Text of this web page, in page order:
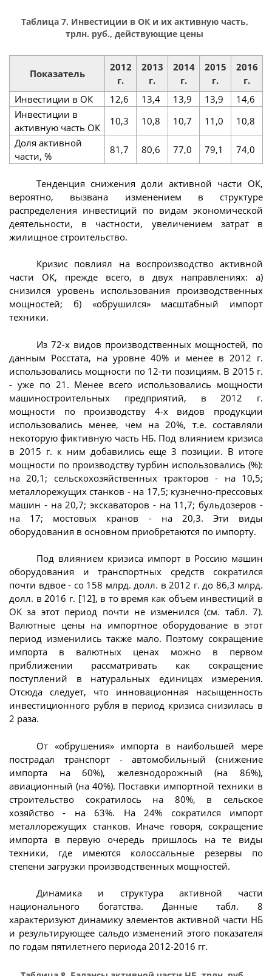
Таблица 7. Инвестиции в ОК и их активную часть,
трлн. руб., действующие цены
Показатель
2012
г.
2013
г.
2014
г.
2015
г.
2016
г.
Инвестиции в ОК
12,6 13,4 13,9 13,9
14,6
Инвестиции в
активную часть ОК
10,3 10,8 10,7 11,0
10,8
Доля активной
части, %
81,7 80,6 77,0 79,1 74,0
Тенденция снижения доли активной части ОК,
вероятно, вызвана изменением в структуре
распределения инвестиций по видам экономической
деятельности, в частности, увеличением затрат в
жилищное строительство.
Кризис повлиял на воспроизводство активной
части ОК, прежде всего, в двух направлениях: а)
снизился уровень использования производственных
мощностей; б) «обрушился» масштабный импорт
техники.
Из 72-х видов производственных мощностей, по
данным Росстата, на уровне 40% и менее в 2012 г.
использовались мощности по 12-ти позициям. В 2015 г.
- уже по 21. Менее всего использовались мощности
машиностроительных предприятий, в 2012 г.
мощности по производству 4-х видов продукции
использовались менее, чем на 20%, т.е. составляли
некоторую фиктивную часть НБ. Под влиянием кризиса
в 2015 г. к ним добавились еще 3 позиции. В итоге
мощности по производству турбин использовались (%):
на 20,1; сельскохозяйственных тракторов - на 10,5;
металлорежущих станков - на 17,5; кузнечно-прессовых
машин - на 20,7; экскаваторов - на 11,7; бульдозеров -
на 17; мостовых кранов - на 20,3. Эти виды
оборудования в основном приобретаются по импорту.
Под влиянием кризиса импорт в Россию машин
оборудования и транспортных средств сократился
почти вдвое - со 158 млрд. долл. в 2012 г. до 86,3 млрд.
долл. в 2016 г. [12], в то время как объем инвестиций в
ОК за этот период почти не изменился (см. табл. 7).
Валютные цены на импортное оборудование в этот
период изменились также мало. Поэтому сокращение
импорта в валютных ценах можно в первом
приближении рассматривать как сокращение
поступлений в натуральных единицах измерения.
Отсюда следует, что инновационная насыщенность
инвестиционного рубля в период кризиса снизилась в
2 раза.
От «обрушения» импорта в наибольшей мере
пострадал транспорт - автомобильный (снижение
импорта на 60%), железнодорожный (на 86%),
авиационный (на 40%). Поставки импортной техники в
строительство сократилось на 80%, в сельское
хозяйство - на 63%. На 24% сократился импорт
металлорежущих станков. Иначе говоря, сокращение
импорта в первую очередь пришлось на те виды
техники, где имеются колоссальные резервы по
степени загрузки производственных мощностей.
Динамика и структура активной части
национального богатства. Данные табл. 8
характеризуют динамику элементов активной части НБ
и результирующее сальдо изменений этого показателя
по годам пятилетнего периода 2012-2016 гг.